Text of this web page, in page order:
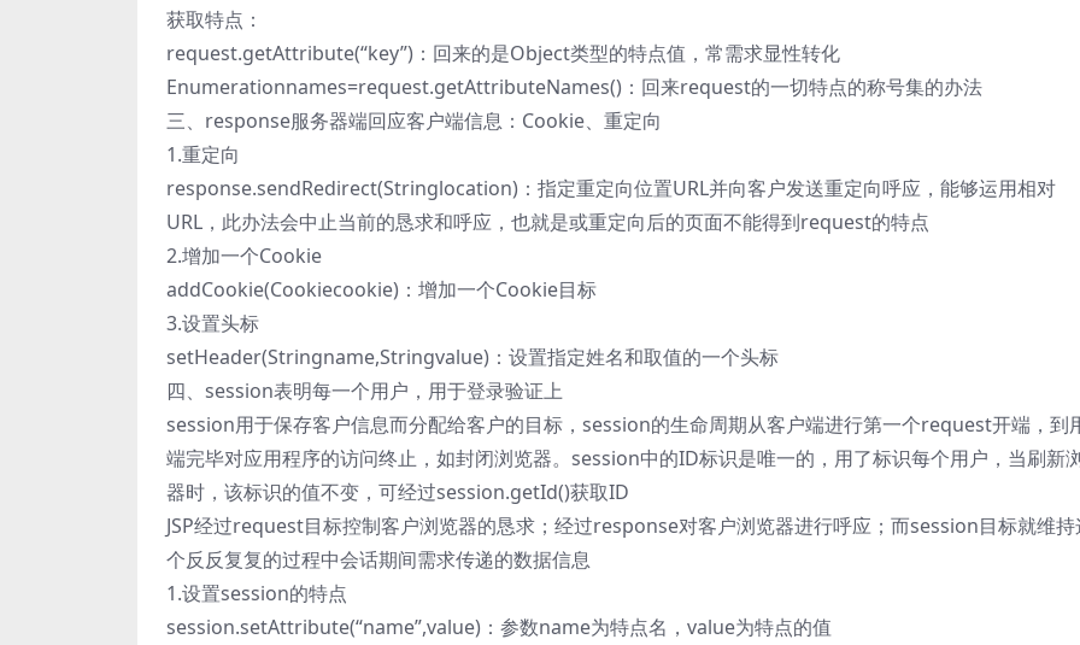
获取特点：
request.getAttribute(“key”)：回来的是Object类型的特点值，常需求显性转化
Enumerationnames=request.getAttributeNames()：回来request的一切特点的称号集的办法
三、response服务器端回应客户端信息：Cookie、重定向
1.重定向
response.sendRedirect(Stringlocation)：指定重定向位置URL并向客户发送重定向呼应，能够运用相对
URL，此办法会中止当前的恳求和呼应，也就是或重定向后的页面不能得到request的特点
2.增加一个Cookie
addCookie(Cookiecookie)：增加一个Cookie目标
3.设置头标
setHeader(Stringname,Stringvalue)：设置指定姓名和取值的一个头标
四、session表明每一个用户，用于登录验证上
session用于保存客户信息而分配给客户的目标，session的生命周期从客户端进行第一个request开端，到
端完毕对应用程序的访问终止，如封闭浏览器。session中的ID标识是唯一的，用了标识每个用户，当刷新
器时，该标识的值不变，可经过session.getId()获取ID
JSP经过request目标控制客户浏览器的恳求；经过response对客户浏览器进行呼应；而session目标就维持
个反反复复的过程中会话期间需求传递的数据信息
1.设置session的特点
session.setAttribute(“name”,value)：参数name为特点名，value为特点的值